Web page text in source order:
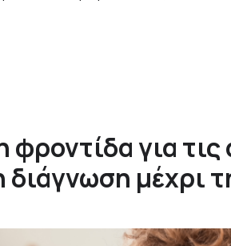
φροντίδα για
μέχρι